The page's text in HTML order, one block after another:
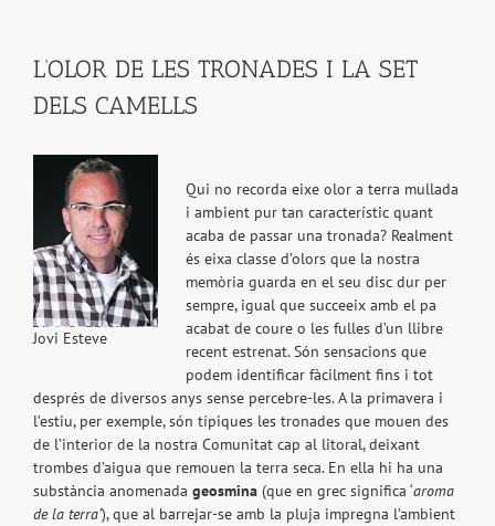
L’OLOR DE LES TRONADES I LA SET
DELS CAMELLS
Jovi Esteve
Qui no recorda eixe olor a terra mullada
i ambient pur tan característic quant
acaba de passar una tronada? Realment
és eixa classe d’olors que la nostra
memòria guarda en el seu disc dur per
sempre, igual que succeeix amb el pa
acabat de coure o les fulles d’un llibre
recent estrenat. Són sensacions que
podem identificar fàcilment fins i tot
després de diversos anys sense percebre-les. A la primavera i
l’estiu, per exemple, són típiques les tronades que mouen des
de l’interior de la nostra Comunitat cap al litoral, deixant
trombes d’aigua que remouen la terra seca. En ella hi ha una
substància anomenada geosmina (que en grec significa ‘aroma
de la terra’), que al barrejar-se amb la pluja impregna l’ambient